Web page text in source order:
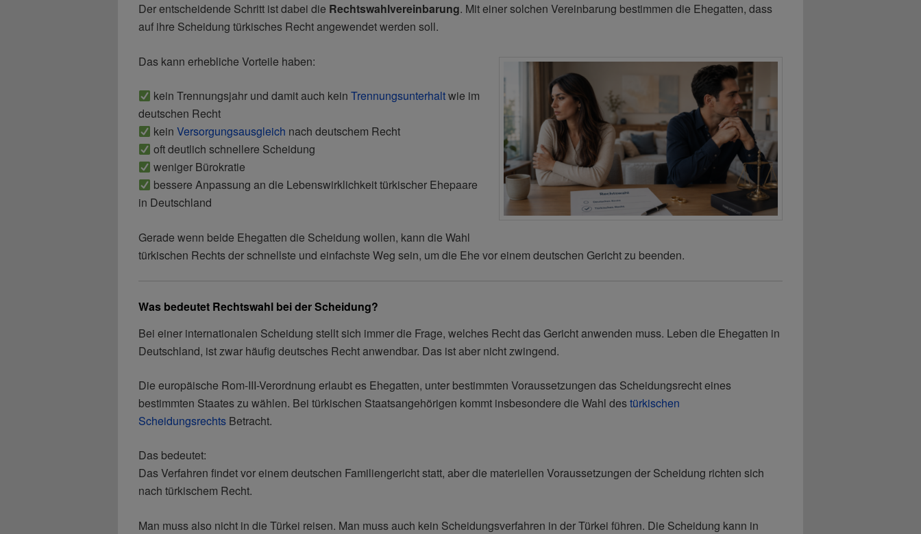
Der entscheidende Schritt ist dabei die Rechtswahlvereinbarung. Mit einer solchen Vereinbarung bestimmen die Ehegatten, dass
auf ihre Scheidung türkisches Recht angewendet werden soll.
Das kann erhebliche Vorteile haben:
kein Trennungsjahr und damit auch keinTrennungsunterhaltwie im
deutschen Recht
keinVersorgungsausgleich nach deutschem Recht
oft deutlich schnellere Scheidung
weniger Bürokratie
bessere Anpassung an die Lebenswirklichkeit türkischer Ehepaare
in Deutschland
Gerade wenn beide Ehegatten die Scheidung wollen, kann die Wahl
türkischen Rechts der schnellste und einfachste Weg sein, um die Ehe vor einem deutschen Gericht zu beenden.
Was bedeutet Rechtswahl bei der Scheidung?
Bei einer internationalen Scheidung stellt sich immer die Frage, welches Recht das Gericht anwenden muss. Leben die Ehegatten in
Deutschland, ist zwar häufig deutsches Recht anwendbar. Das ist aber nicht zwingend.
Die europäische Rom-III-Verordnung erlaubt es Ehegatten, unter bestimmten Voraussetzungen das Scheidungsrecht eines
bestimmten Staates zu wählen. Bei türkischen Staatsangehörigen kommt insbesondere die Wahl destürkischen
Scheidungsrechts Betracht.
Das bedeutet:
Das Verfahren findet vor einem deutschen Familiengericht statt, aber die materiellen Voraussetzungen der Scheidung richten sich
nach türkischem Recht.
Man muss also nicht in die Türkei reisen. Man muss auch kein Scheidungsverfahren in der Türkei führen. Die Scheidung kann in